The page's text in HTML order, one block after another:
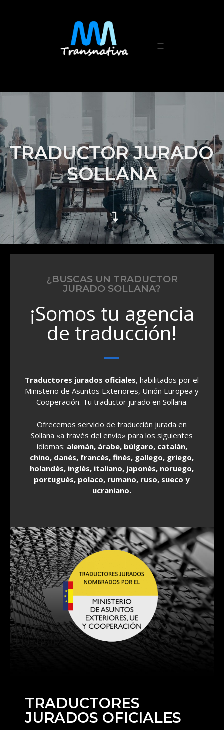
TRADUCTOR JURADO
SOLLANA
¿BUSCAS UN TRADUCTOR
JURADO SOLLANA?
¡Somos tu agencia
de traducción!
Traductores jurados oficiales, habilitados por el
Ministerio de Asuntos Exteriores, Unión Europea y
Cooperación. Tu traductor jurado en Sollana.
Ofrecemos servicio de traducción jurada en
Sollana «a través del envío» para los siguientes
idiomas: alemán, árabe, búlgaro, catalán,
chino, danés, francés, finés, gallego, griego,
holandés, inglés, italiano, japonés, noruego,
portugués, polaco, rumano, ruso, sueco y
ucraniano.
TRADUCTORES
JURADOS OFICIALES